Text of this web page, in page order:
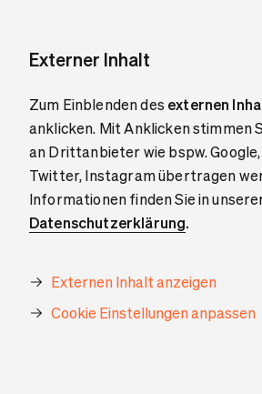
Externer Inhalt
Zum Einblenden des externen
anklicken. Mit Anklicken stimmen
an Drittanbieter wie bspw.
Twitter, Instagram übertragen
Informationen finden Sie in
Datenschutzerklärung.
Externen Inhalt anzeigen
Cookie Einstellungen anpassen